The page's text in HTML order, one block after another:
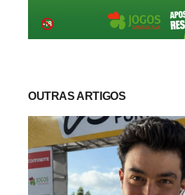
OUTRAS ARTIGOS